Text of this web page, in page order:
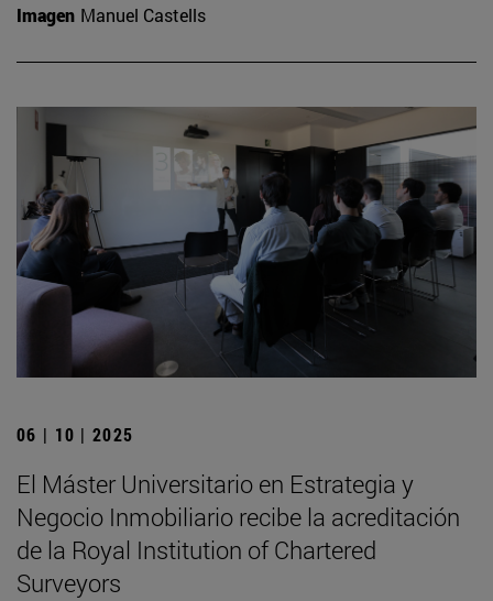
Imagen Manuel Castells
06 | 10 | 2025
El Máster Universitario en Estrategia y
Negocio Inmobiliario recibe la acreditación
de la Royal Institution of Chartered
Surveyors